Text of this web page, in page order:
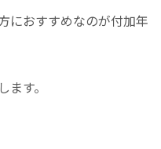
におすすめなのが付加年
す。